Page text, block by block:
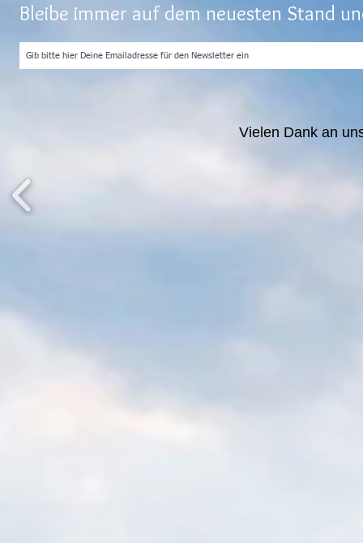
Bleibe immer auf dem neuesten Stand
Vielen Dank an